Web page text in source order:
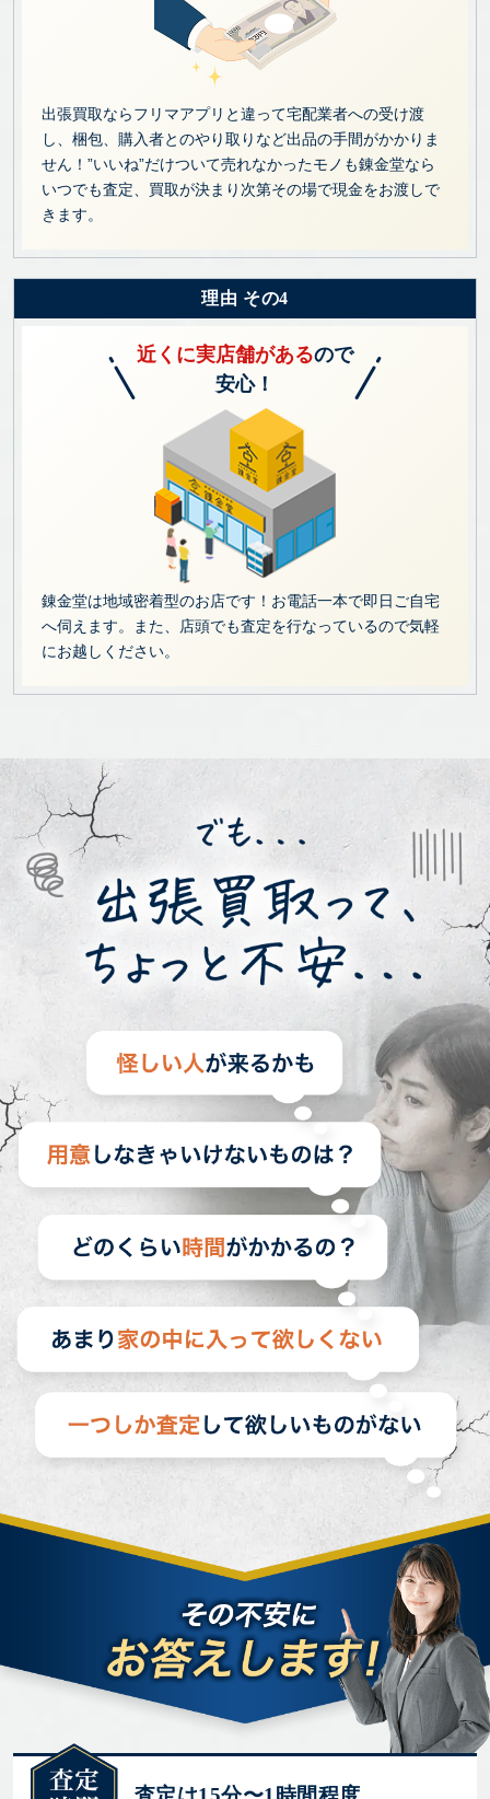
出張買取ならフリマアプリと違って宅配業者への受け渡
し、梱包、購入者とのやり取りなど出品の手間がかかりま
せん！”いいね”だけついて売れなかったモノも錬金堂なら
いつでも査定、買取が決まり次第その場で現金をお渡しで
きます。
理由 その4
近くに実店舗があるので
安心！
錬金堂は地域密着型のお店です！お電話一本で即日ご自宅
へ伺えます。また、店頭でも査定を行なっているので気軽
にお越しください。